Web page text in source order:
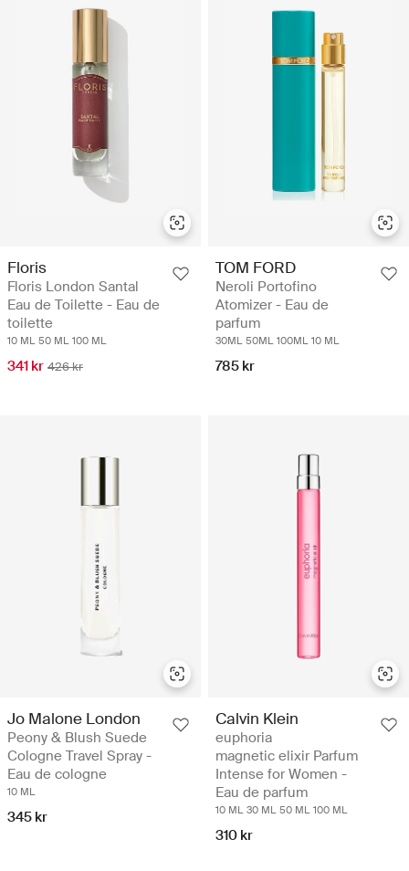
Floris
Floris London Santal
Eau de Toilette - Eau de
toilette
10 ML 50 ML 100 ML
341 kr 426 kr
TOM FORD
Neroli Portofino
Atomizer - Eau de
parfum
30ML 50ML 100ML 10 ML
785 kr
Jo Malone London
Peony & Blush Suede
Cologne Travel Spray -
Eau de cologne
10 ML
345 kr
Calvin Klein
euphoria
magnetic elixir Parfum
Intense for Women -
Eau de parfum
10 ML 30 ML 50 ML 100 ML
310 kr